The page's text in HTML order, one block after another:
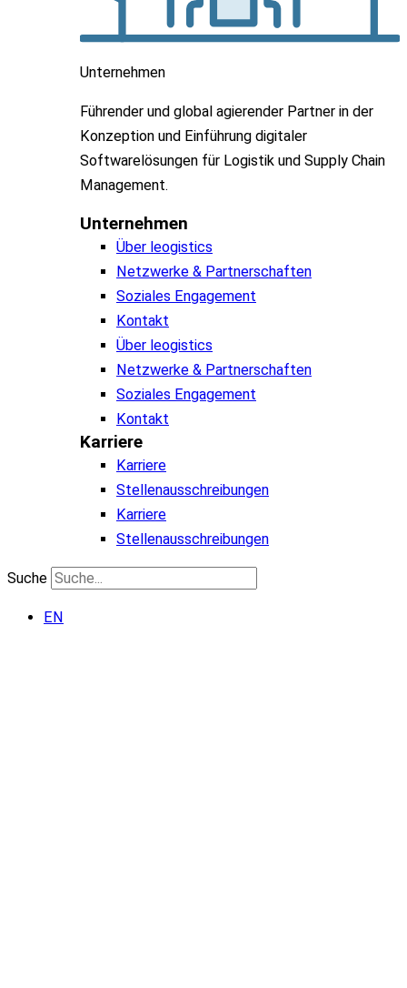
Unternehmen
Führender und global agierender Partner in der
Konzeption und Einführung digitaler
Softwarelösungen für Logistik und Supply Chain
Management.
Unternehmen
Über leogistics
Netzwerke & Partnerschaften
Soziales Engagement
Kontakt
Über leogistics
Netzwerke & Partnerschaften
Soziales Engagement
Kontakt
Karriere
Karriere
Stellenausschreibungen
Karriere
Stellenausschreibungen
Suche
EN